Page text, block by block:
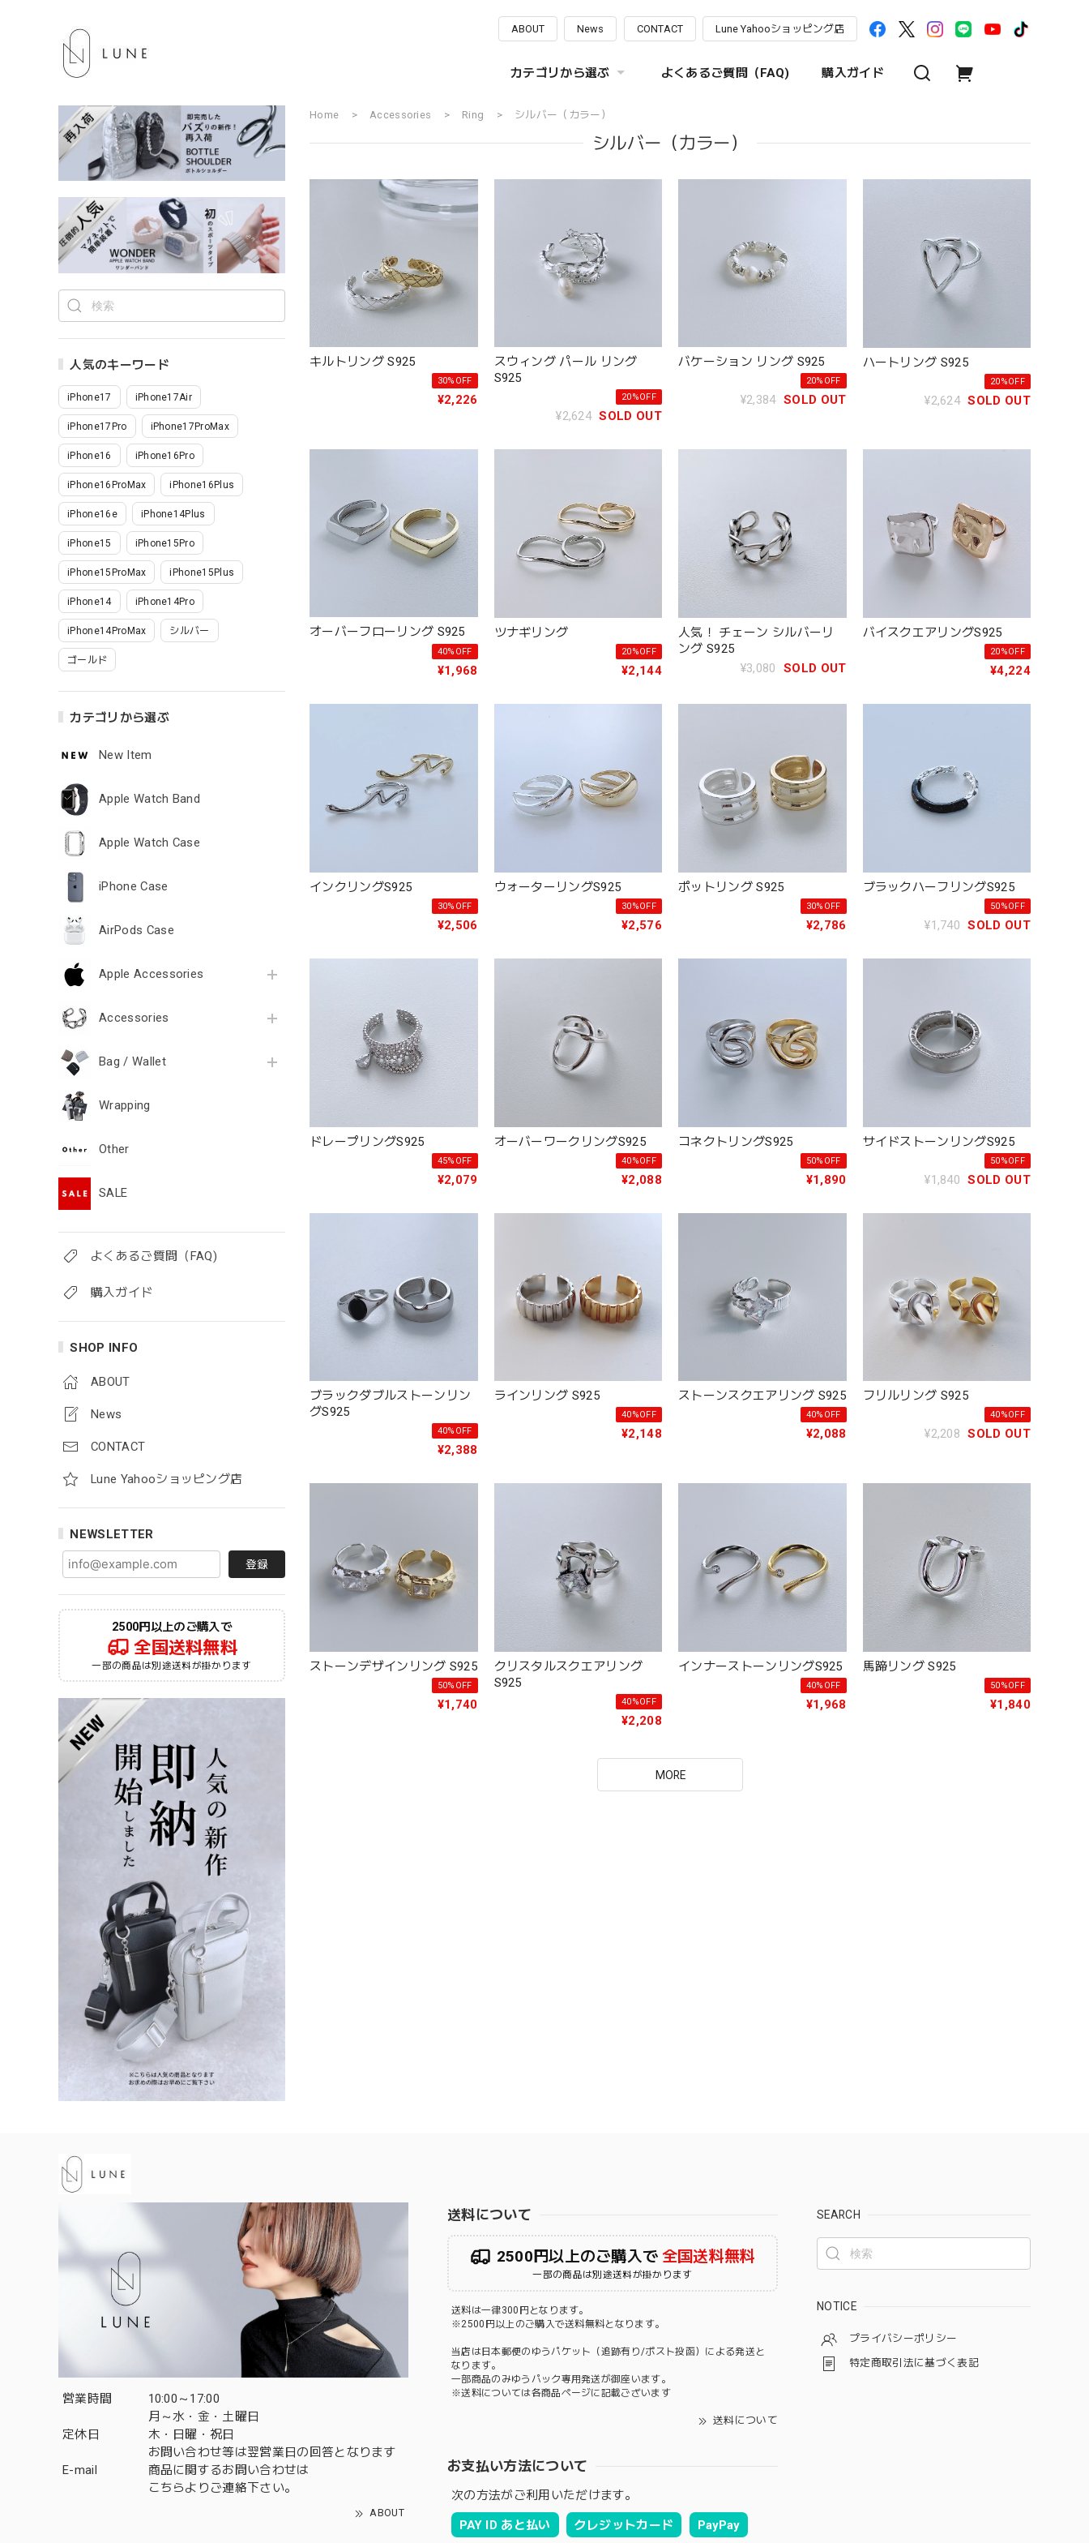
ABOUT News CONTACT Lune Yahooショッピング店
カテゴリから選ぶ よくあるご質問（FAQ) 購入ガイド
人気のキーワード
iPhone17 iPhone17Air
iPhone17Pro iPhone17ProMax
iPhone16 iPhone16Pro
iPhone16ProMax iPhone16Plus
iPhone16e iPhone14Plus
iPhone15 iPhone15Pro
iPhone15ProMax iPhone15Plus
iPhone14 iPhone14Pro
iPhone14ProMax シルバー
ゴールド
カテゴリから選ぶ
New Item
Apple Watch Band
Apple Watch Case
iPhone Case
AirPods Case
Apple Accessories
Accessories
Bag / Wallet
Wrapping
Other
SALE
よくあるご質問（FAQ)
購入ガイド
SHOP INFO
ABOUT
News
CONTACT
Lune Yahooショッピング店
NEWSLETTER
登録
2500円以上のご購入で
全国送料無料
一部の商品は別途送料が掛かります
Home Accessories Ring シルバー（カラー）
シルバー（カラー）
キルトリング S925
30%OFF
¥2,226
スウィング パール リング
S925
20%OFF
¥2,624 SOLD OUT
バケーション リング S925
20%OFF
¥2,384 SOLD OUT
ハートリング S925
20%OFF
¥2,624 SOLD OUT
オーバーフローリング S925
40%OFF
¥1,968
ツナギリング
20%OFF
¥2,144
人気！ チェーン シルバーリ
ング S925
¥3,080
SOLD OUT
バイスクエアリングS925
20%OFF
¥4,224
インクリングS925
30%OFF
¥2,506
ウォーターリングS925
30%OFF
¥2,576
ポットリング S925
30%OFF
¥2,786
ブラックハーフリングS925
50%OFF
¥1,740 SOLD OUT
ドレープリングS925
45%OFF
¥2,079
オーバーワークリングS925
40%OFF
¥2,088
コネクトリングS925
50%OFF
¥1,890
サイドストーンリングS925
50%OFF
¥1,840 SOLD OUT
ブラックダブルストーンリン
グS925
40%OFF
¥2,388
ラインリング S925
40%OFF
¥2,148
ストーンスクエアリング S925
40%OFF
¥2,088
フリルリング S925
40%OFF
¥2,208 SOLD OUT
ストーンデザインリング S925
50%OFF
¥1,740
クリスタルスクエアリング
S925
40%OFF
¥2,208
インナーストーンリングS925
40%OFF
¥1,968
馬蹄リング S925
50%OFF
¥1,840
MORE
営業時間
10:00～17:00
月～水・金・土曜日
定休日
木・日曜・祝日
お問い合わせ等は翌営業日の回答となります
E-mail
商品に関するお問い合わせは
こちらよりご連絡下さい。
ABOUT
送料について
2500円以上のご購入で 全国送料無料
一部の商品は別途送料が掛かります
送料は一律300円となります。
※2500円以上のご購入で送料無料となります。
当店は日本郵便のゆうパケット（追跡有り/ポスト投函）による発送と
なります。
一部商品のみゆうパック専用発送が御座います。
※送料については各商品ページに記載ございます
送料について
お支払い方法について
次の方法がご利用いただけます。
PAY ID あと払い クレジットカード PayPay
SEARCH
NOTICE
プライバシーポリシー
特定商取引法に基づく表記